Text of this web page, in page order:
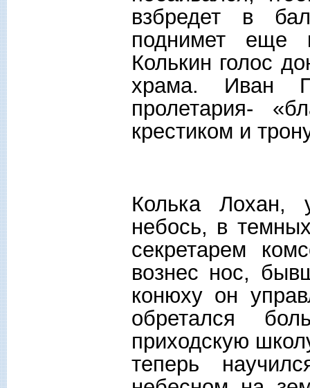
взбредет в
поднимет еще
Колькин голос
храма. Иван
пролетария-
крестиком и
Колька Лохан,
небось, в
секретарем
вознес нос,
конюху он
обретался
приходскую
теперь